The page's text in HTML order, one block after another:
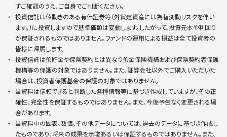
ずご確認のうえ、ご自身でご判断ください。
投資信託は値動きのある有価証券等（外貨建資産には為替変動リスクを伴い
ます。）に投資しますので基準価額は変動します。したがって、投資元本や利回り
が保証されるものではありません。ファンドの運用による損益は全て投資者の
皆様に帰属します。
投資信託は預貯金や保険契約とは異なり預金保険機構および保険契約者保護
機構等の保護の対象ではありません。また、証券会社以外でご購入いただいた
場合は、投資者保護基金の保護の対象ではありません。
当資料は信頼できると判断した各種情報等に基づき作成していますが、その正
確性、完全性を保証するものではありません。また、今後予告なく変更される場
合があります。
当資料中の図表、数値、その他データについては、過去のデータに基づき作成し
たものであり、将来の成果を示唆あるいは保証するものではありません。また、